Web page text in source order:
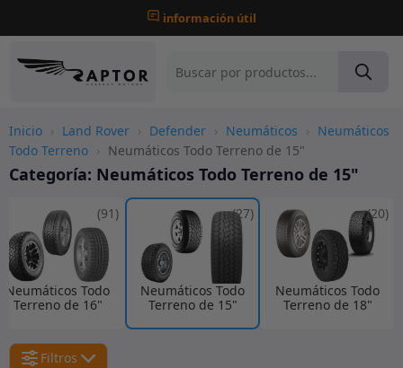
información útil
Inicio › Land Rover › Defender › Neumáticos › Neumáticos
Todo Terreno › Neumáticos Todo Terreno de 15"
Categoría: Neumáticos Todo Terreno de 15"
Neumáticos Todo
Terreno de 16"
(91)
Neumáticos Todo
Terreno de 15"
(27)
Neumáticos Todo
Terreno de 18"
(20)
Filtros